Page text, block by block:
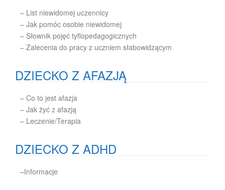
– List niewidomej uczennicy
– Jak pomóc osobie niewidomej
– Słownik pojęć tyflopedagogicznych
– Zalecenia do pracy z uczniem słabowidzącym
DZIECKO Z AFAZJĄ
– Co to jest afazja
– Jak żyć z afazją
– Leczenie/Terapia
DZIECKO Z ADHD
–Informacje